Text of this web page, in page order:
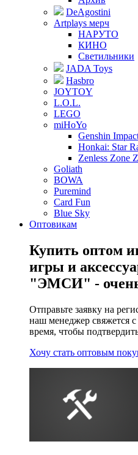
DeAgostini
Artplays мерч
НАРУТО
КИНО
Светильники
JADA Toys
Hasbro
JOYTOY
L.O.L.
LEGO
miHoYo
Genshin
Honkai: Star
Zenless Zone
Goliath
BOWA
Puremind
Card Fun
Blue Sky
Оптовикам
Купить оптом
игры и
"ЭМСИ" - очень
Отправьте заявку на
наш менеджер свяжется
время, чтобы
Хочу стать оптовым